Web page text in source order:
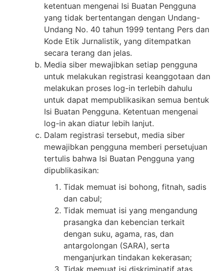
ketentuan mengenai Isi Buatan Pengguna
yang tidak bertentangan dengan Undang-
Undang No. 40 tahun 1999 tentang Pers dan
Kode Etik Jurnalistik, yang ditempatkan
secara terang dan jelas.
Media siber mewajibkan setiap pengguna
untuk melakukan registrasi keanggotaan dan
melakukan proses log-in terlebih dahulu
untuk dapat mempublikasikan semua bentuk
Isi Buatan Pengguna. Ketentuan mengenai
log-in akan diatur lebih lanjut.
Dalam registrasi tersebut, media siber
mewajibkan pengguna memberi persetujuan
tertulis bahwa Isi Buatan Pengguna yang
dipublikasikan:
Tidak memuat isi bohong, fitnah, sadis
dan cabul;
Tidak memuat isi yang mengandung
prasangka dan kebencian terkait
dengan suku, agama, ras, dan
antargolongan (SARA), serta
menganjurkan tindakan kekerasan;
Tidak memuat isi diskriminatif atas